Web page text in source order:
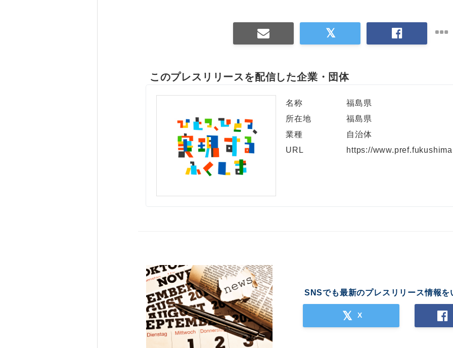
このプレスリリースを配信した企業・団体
名称
福島県
所在地
福島県
業種
自治体
URL
https://
SNSでも最新のプレスリリース情報を
X